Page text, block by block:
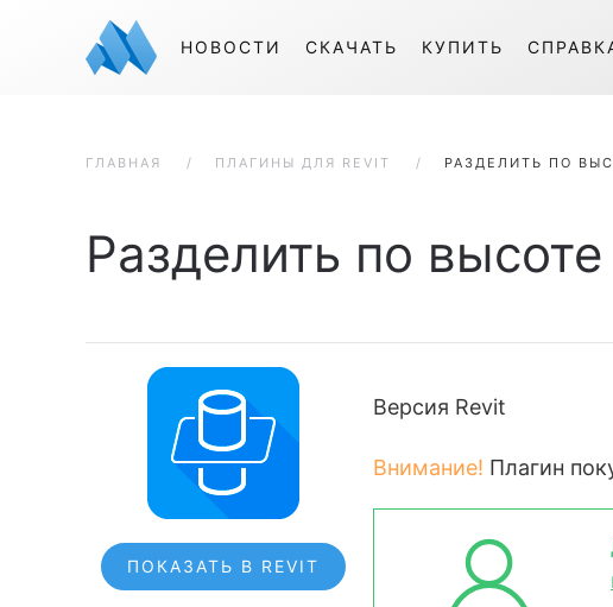
НОВОСТИ СКАЧАТЬ КУПИТЬ
ГЛАВНАЯ ПЛАГИНЫ ДЛЯ REVIT РАЗДЕЛИТЬ ПО
Разделить по высоте
ПОКАЗАТЬ В REVIT
Версия Revit
Внимание! Плагин